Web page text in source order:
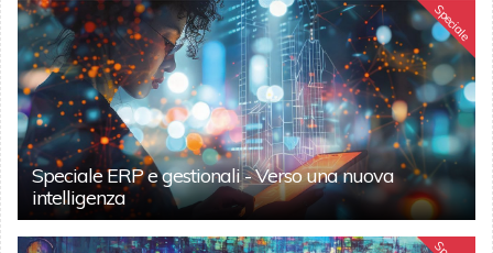
Speciale
Speciale ERP e gestionali - Verso una nuova
intelligenza